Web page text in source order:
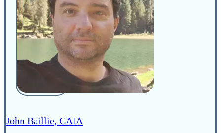
John Baillie, CAIA